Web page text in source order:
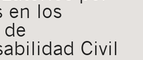
en los
Civil